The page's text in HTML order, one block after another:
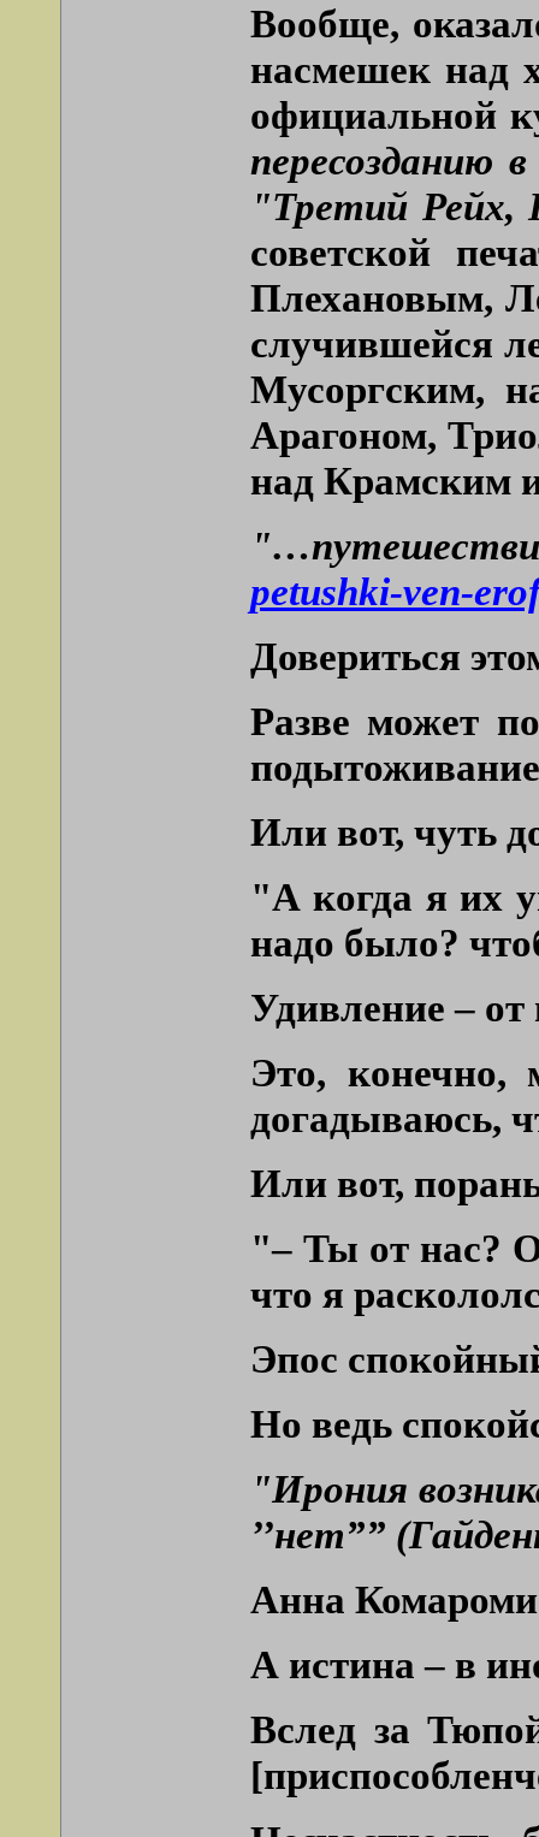
Вообще,
насмешек над
официальной
пересозданию
"Третий Рейх,
советской
Плехановым,
случившейся
Мусоргским,
Арагоном,
над Крамским
petushki-ven-
Довериться
Разве может
Или вот, чуть
"А когда я их
надо было?
Удивление –
Это, конечно,
догадываюсь,
Или вот,
"– Ты от нас?
что я
Эпос
Но ведь
"Ирония
’’нет””
Анна Комароми
А истина – в
Вслед за